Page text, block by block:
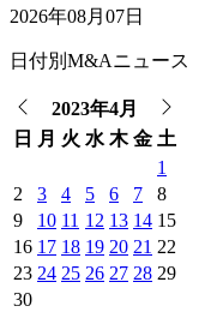
2026年08月07日
日付別M&Aニュース
2023年4月
日 月 火 水 木 金 土
1
2
3 4 5 6 7
8
9
10 11 12 13 14 15
16 17 18 19 20 21 22
23 24 25 26 27 28 29
30